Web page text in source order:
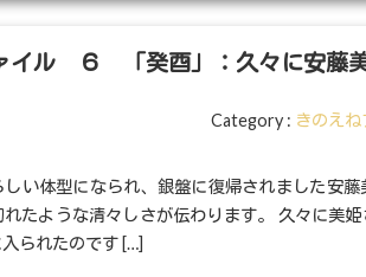
イル ６ 「癸酉」：久々に安藤
Category : きのえ
い体型になられ、銀盤に復帰されました安藤
れたような清々しさが伝わります。 久々に美
られたのです […]